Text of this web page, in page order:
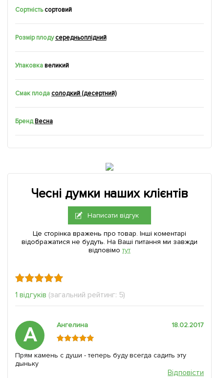
Сортність сортовий
Розмір плоду середньоплідний
Упаковкавеликий
Смак плода солодкий (десертний)
Бренд Весна
Чесні думки наших клієнтів
Написати відгук
Це сторінка вражень про товар. Інші коментарі
відображатися не будуть. На Ваші питання ми завжди
відповімо тут
1 відгуків (загальний рейтинг: 5)
А Ангелина 18.02.2017
Прям камень с души - теперь буду всегда садить эту
дыньку
Відповісти